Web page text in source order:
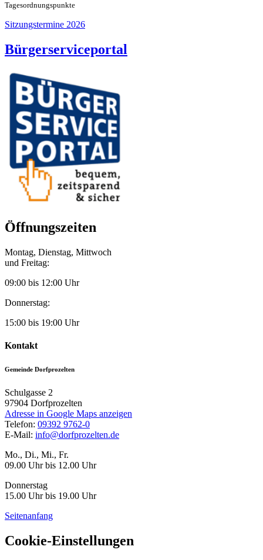
Tagesordnungspunkte
Sitzungstermine 2026
Bürgerserviceportal
Öffnungszeiten
Montag, Dienstag, Mittwoch
und Freitag:
09:00 bis 12:00 Uhr
Donnerstag:
15:00 bis 19:00 Uhr
Kontakt
Gemeinde Dorfprozelten
Schulgasse 2
97904 Dorfprozelten
Adresse in Google Maps anzeigen
Telefon: 09392 9762-0
E-Mail: info@dorfprozelten.de
Mo., Di., Mi., Fr.
09.00 Uhr bis 12.00 Uhr
Donnerstag
15.00 Uhr bis 19.00 Uhr
Seitenanfang
Cookie-Einstellungen